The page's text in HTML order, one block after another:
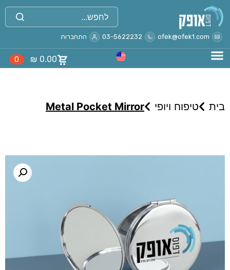
ofek@ofek1.com
03-5622232 התחברות
₪ 0.00
0
בית טיפוח ויופי Metal Pocket Mirror